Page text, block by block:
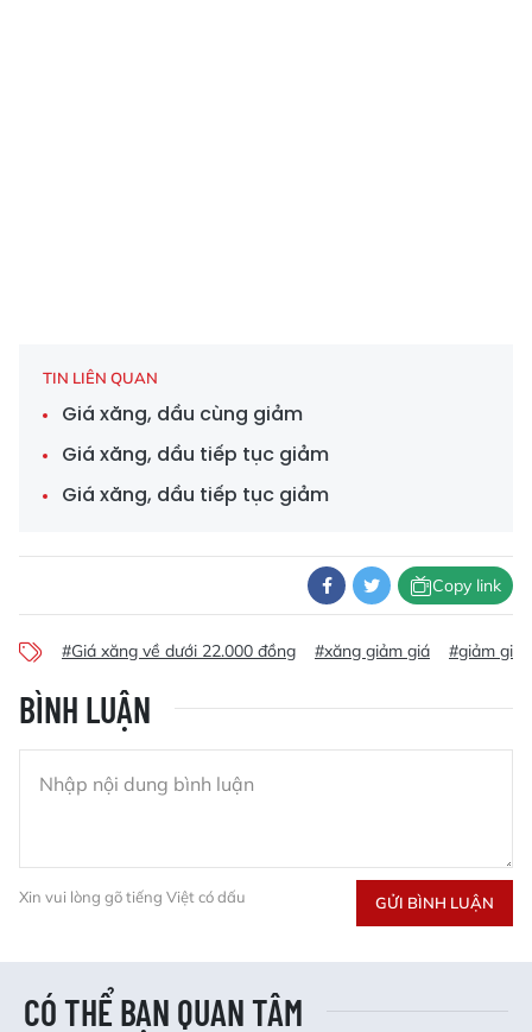
TIN LIÊN QUAN
Giá xăng, dầu cùng giảm
Giá xăng, dầu tiếp tục giảm
Giá xăng, dầu tiếp tục giảm
Copy link
#Giá xăng về dưới 22.000 đồng #xăng giảm giá #giảm giá
BÌNH LUẬN
Xin vui lòng gõ tiếng Việt có dấu GỬI BÌNH LUẬN
CÓ THỂ BẠN QUAN TÂM